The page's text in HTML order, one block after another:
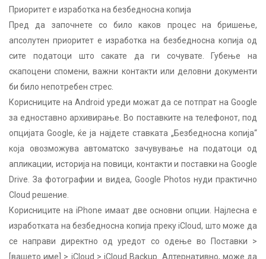
Приоритет е изработка на безбедносна копија
Пред да започнете со било каков процес на бришење,
апсолутен приоритет е изработка на безбедносна копија од
сите податоци што сакате да ги сочувате. Губење на
скапоцени спомени, важни контакти или деловни документи
би било непотребен стрес.
Корисниците на Android уреди можат да се потпрат на Google
за едноставно архивирање. Во поставките на телефонот, под
опцијата Google, ќе ја најдете ставката „Безбедносна копија“
која овозможува автоматско зачувување на податоци од
апликации, историја на повици, контакти и поставки на Google
Drive. За фотографии и видеа, Google Photos нуди практично
Cloud решение.
Корисниците на iPhone имаат две основни опции. Најлесна е
изработката на безбедносна копија преку iCloud, што може да
се направи директно од уредот со одење во Поставки >
[вашето име] > iCloud > iCloud Backup. Алтернативно, може да